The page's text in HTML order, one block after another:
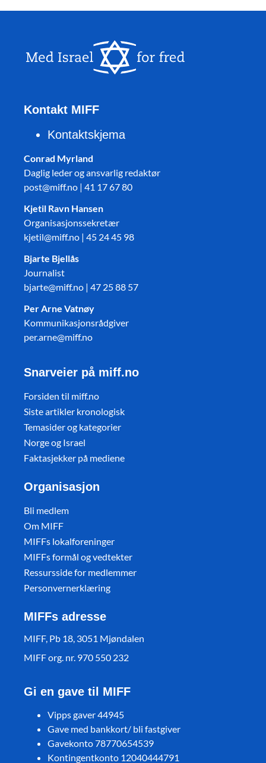
Kontakt MIFF
Kontaktskjema
Conrad Myrland
Daglig leder og ansvarlig redaktør
post@miff.no | 41 17 67 80
Kjetil Ravn Hansen
Organisasjonssekretær
kjetil@miff.no | 45 24 45 98
Bjarte Bjellås
Journalist
bjarte@miff.no | 47 25 88 57
Per Arne Vatnøy
Kommunikasjonsrådgiver
per.arne@miff.no
Snarveier på miff.no
Forsiden til miff.no
Siste artikler kronologisk
Temasider og kategorier
Norge og Israel
Faktasjekker på mediene
Organisasjon
Bli medlem
Om MIFF
MIFFs lokalforeninger
MIFFs formål og vedtekter
Ressursside for medlemmer
Personvernerklæring
MIFFs adresse
MIFF, Pb 18, 3051 Mjøndalen
MIFF org. nr. 970 550 232
Gi en gave til MIFF
Vipps gaver 44945
Gave med bankkort/ bli fastgiver
Gavekonto 78770654539
Kontingentkonto 12040444791